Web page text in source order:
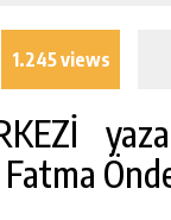
1.245 views
Fatma